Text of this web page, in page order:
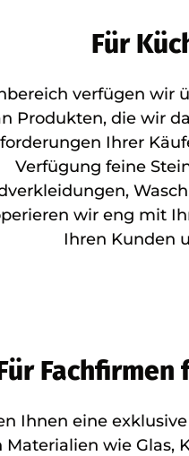
Für
verfügen wir
Produkten, die wir
Ihrer
Verfügung feine
wir eng mit
Ihren Kunden
Ihnen eine
Materialien wie Glas,